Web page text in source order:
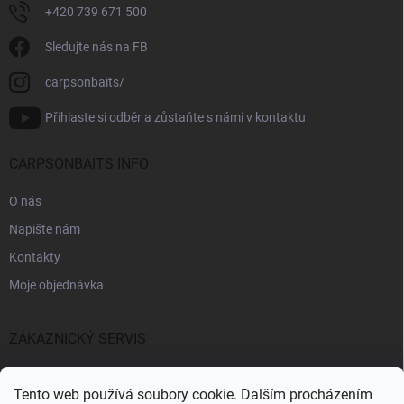
Tento web používá soubory cookie. Dalším procházením
+420 739 671 500
Sledujte nás na FB
carpsonbaits/
Přihlaste si odběr a zůstaňte s námi v kontaktu
CARPSONBAITS INFO
O nás
Napište nám
Kontakty
Moje objednávka
ZÁKAZNICKÝ SERVIS